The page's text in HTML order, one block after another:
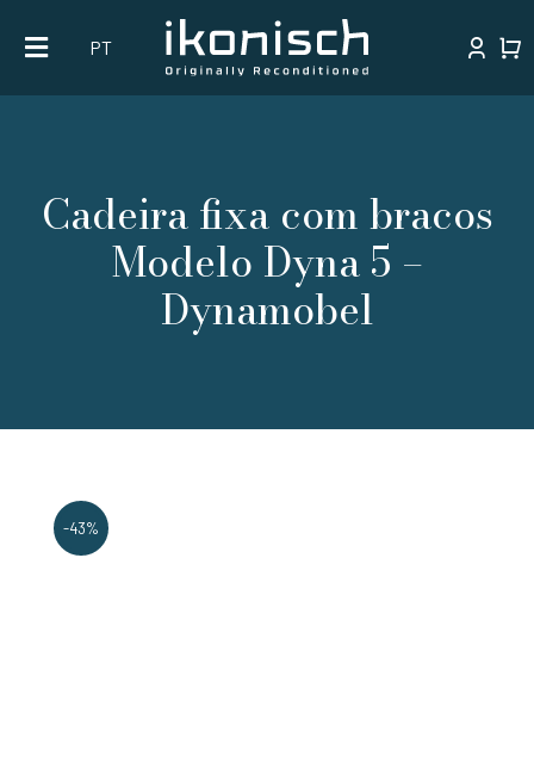
content
PT
Cadeira fixa com bracos
Modelo Dyna 5 –
Dynamobel
-43%